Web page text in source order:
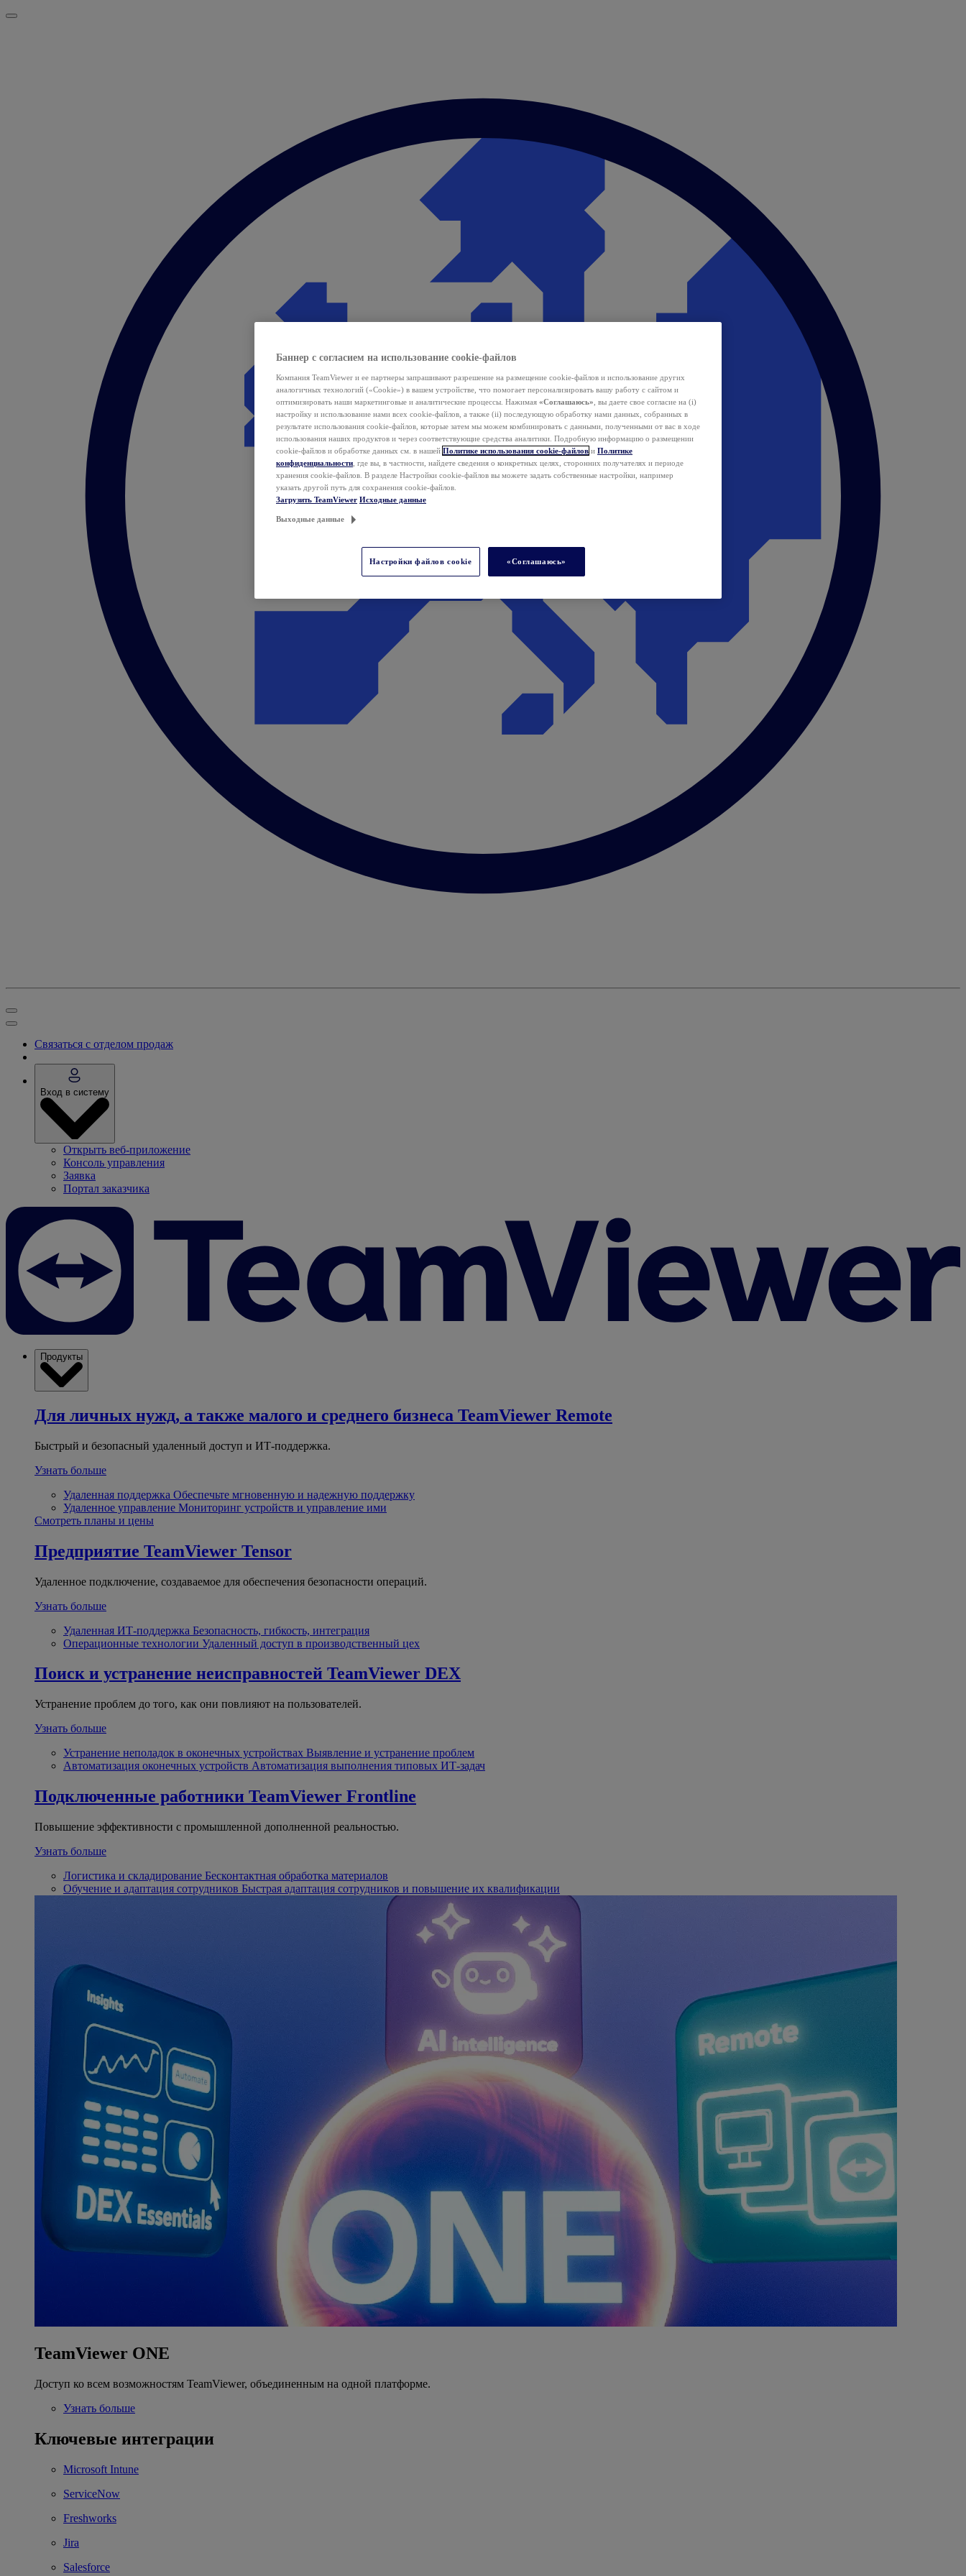
Связаться с отделом продаж
Вход в систему
Открыть веб-приложение
Консоль управления
Заявка
Портал заказчика
Продукты
Для личных нужд, а также малого и среднего бизнеса TeamViewer Remote
Быстрый и безопасный удаленный доступ и ИТ-поддержка.
Узнать больше
Удаленная поддержка Обеспечьте мгновенную и надежную поддержку
Удаленное управление Мониторинг устройств и управление ими
Смотреть планы и цены
Предприятие TeamViewer Tensor
Удаленное подключение, создаваемое для обеспечения безопасности операций.
Узнать больше
Удаленная ИТ-поддержка Безопасность, гибкость, интеграция
Операционные технологии Удаленный доступ в производственный цех
Поиск и устранение неисправностей TeamViewer DEX
Устранение проблем до того, как они повлияют на пользователей.
Узнать больше
Устранение неполадок в оконечных устройствах Выявление и устранение проблем
Автоматизация оконечных устройств Автоматизация выполнения типовых ИТ-задач
Подключенные работники TeamViewer Frontline
Повышение эффективности с промышленной дополненной реальностью.
Узнать больше
Логистика и складирование Бесконтактная обработка материалов
Обучение и адаптация сотрудников Быстрая адаптация сотрудников и повышение их квалификации
TeamViewer ONE
Доступ ко всем возможностям TeamViewer, объединенным на одной платформе.
Узнать больше
Ключевые интеграции
Microsoft Intune
ServiceNow
Freshworks
Jira
Salesforce
Баннер с согласием на использование cookie-файлов
Компания TeamViewer и ее партнеры запрашивают разрешение на размещение cookie-файлов и использование других
аналогичных технологий («Cookie») в вашем устройстве, что помогает персонализировать вашу работу с сайтом и
оптимизировать наши маркетинговые и аналитические процессы. Нажимая «Соглашаюсь» , вы даете свое согласие на (i)
настройку и использование нами всех cookie-файлов, а также (ii) последующую обработку нами данных, собранных в
результате использования cookie-файлов, которые затем мы можем комбинировать с данными, полученными от вас в ходе
использования наших продуктов и через соответствующие средства аналитики. Подробную информацию о размещении
cookie-файлов и обработке данных см. в нашей Политике использования cookie-файлов и Политике
конфиденциальности , где вы, в частности, найдете сведения о конкретных целях, сторонних получателях и периоде
хранения cookie-файлов. В разделе Настройки cookie-файлов вы можете задать собственные настройки, например
указать другой путь для сохранения cookie-файлов.
Загрузить TeamViewer Исходные данные
Выходные данные
Настройки файлов cookie «Соглашаюсь»